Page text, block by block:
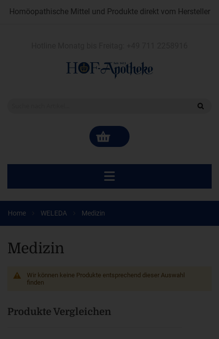
Homöopathische Mittel und Produkte direkt vom Hersteller
Home WELEDA Medizin
Medizin
Wir können keine Produkte entsprechend dieser Auswahl
finden
Produkte Vergleichen